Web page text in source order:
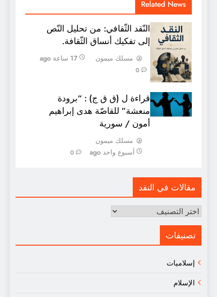
Related News
النّقد الثّقافي: من تحليل النّص
إلى تفكيك أنساق الثّقافة.
مسلك ميمون 17 ساعة ago
0
قراءة ل (ق ق ج) : “برودة
منعشة” للقاصّة هدى إبراهيم
أمون / سورية
مسلك ميمون
أسبوع واحد ago
0
مقالات في النقد
مقالات
النقد
تصنيفات
إسلاميات
الإسلام